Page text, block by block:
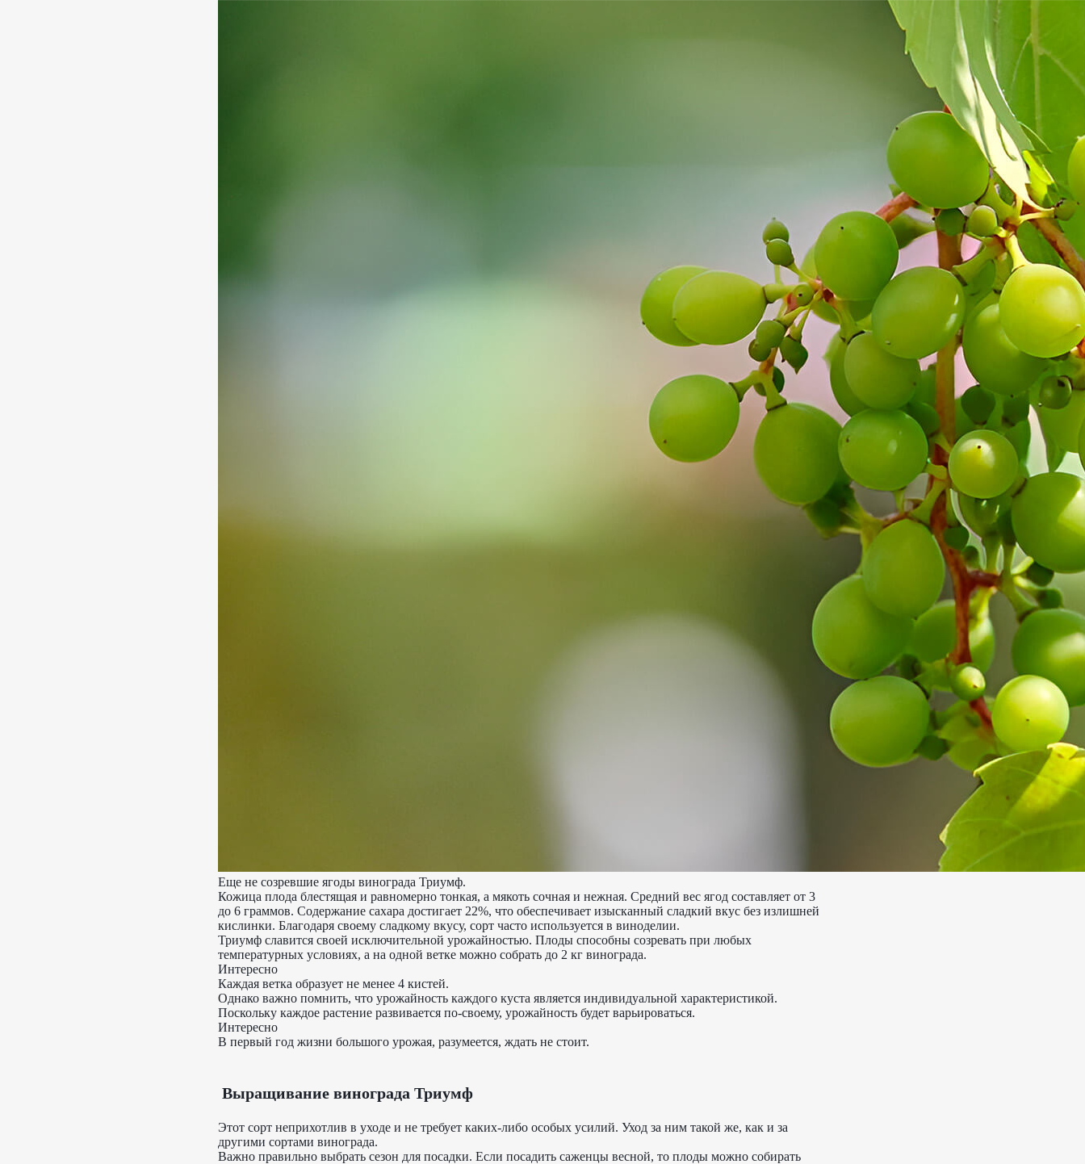
Еще не созревшие ягоды винограда Триумф.
Кожица плода блестящая и равномерно тонкая, а мякоть сочная и нежная. Средний вес ягод составляет от 3
до 6 граммов. Содержание сахара достигает 22%, что обеспечивает изысканный сладкий вкус без излишней
кислинки. Благодаря своему сладкому вкусу, сорт часто используется в виноделии.
Триумф славится своей исключительной урожайностью. Плоды способны созревать при любых
температурных условиях, а на одной ветке можно собрать до 2 кг винограда.
Интересно
Каждая ветка образует не менее 4 кистей.
Однако важно помнить, что урожайность каждого куста является индивидуальной характеристикой.
Поскольку каждое растение развивается по-своему, урожайность будет варьироваться.
Интересно
В первый год жизни большого урожая, разумеется, ждать не стоит.
Выращивание винограда Триумф
Этот сорт неприхотлив в уходе и не требует каких-либо особых усилий. Уход за ним такой же, как и за
другими сортами винограда.
Важно правильно выбрать сезон для посадки. Если посадить саженцы весной, то плоды можно собирать